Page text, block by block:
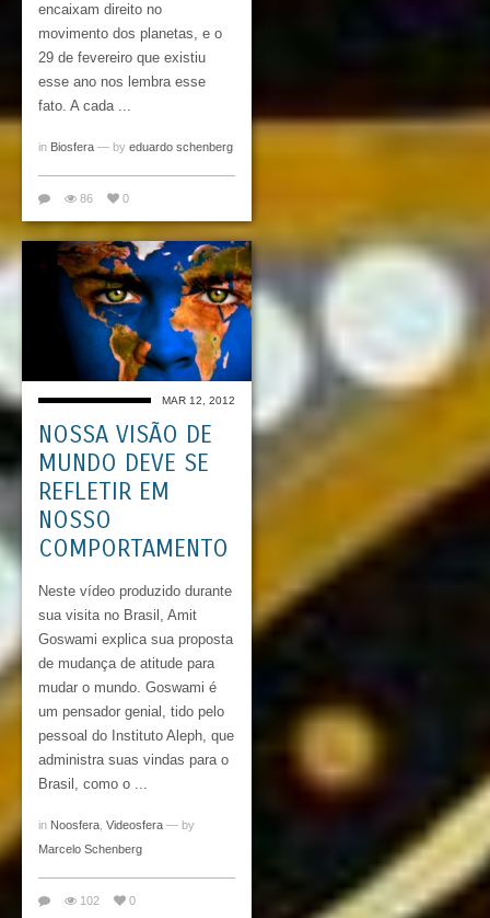
encaixam direito no
movimento dos planetas, e o
29 de fevereiro que existiu
esse ano nos lembra esse
fato. A cada ...
in Biosfera — by eduardo schenberg
86 0
MAR 12, 2012
NOSSA VISÃO DE
MUNDO DEVE SE
REFLETIR EM
NOSSO
COMPORTAMENTO
Neste vídeo produzido durante
sua visita no Brasil, Amit
Goswami explica sua proposta
de mudança de atitude para
mudar o mundo. Goswami é
um pensador genial, tido pelo
pessoal do Instituto Aleph, que
administra suas vindas para o
Brasil, como o ...
in Noosfera Videosfera — by
Marcelo Schenberg
102 0